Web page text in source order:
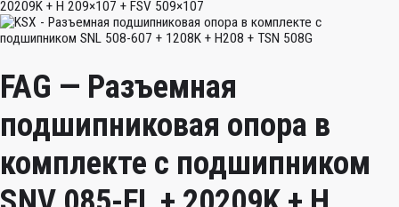
20209K + H 209×107 + FSV 509×107
FAG — Разъемная
подшипниковая опора в
комплекте с подшипником